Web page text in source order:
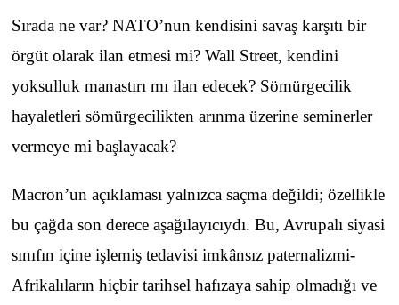
Sırada ne var? NATO’nun kendisini savaş karşıtı bir
örgüt olarak ilan etmesi mi? Wall Street, kendini
yoksulluk manastırı mı ilan edecek? Sömürgecilik
hayaletleri sömürgecilikten arınma üzerine seminerler
vermeye mi başlayacak?
Macron’un açıklaması yalnızca saçma değildi; özellikle
bu çağda son derece aşağılayıcıydı. Bu, Avrupalı siyasi
sınıfın içine işlemiş tedavisi imkânsız paternalizmi-
Afrikalıların hiçbir tarihsel hafızaya sahip olmadığı ve